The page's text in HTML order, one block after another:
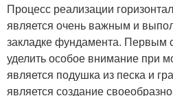
Процесс реализации
является очень важным и
закладке фундамента. Первым
уделить особое внимание при
является подушка из песка и
является создание